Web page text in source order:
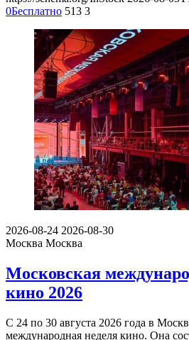
0Бесплатно 513 3
2026-08-24 2026-08-30
Москва Москва
Московская
кино 2026
С 24 по 30 августа 2026 года в
международная неделя кино. Она